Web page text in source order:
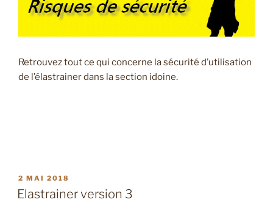
Retrouvez tout ce qui concerne la sécurité d’utilisation
de l’élastrainer dans la section idoine.
PUBLIÉ
LE
2 MAI 2018
Elastrainer version 3